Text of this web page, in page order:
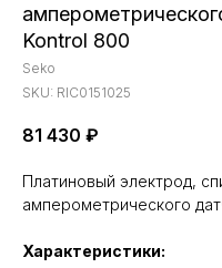
Kontrol 800
Seko
SKU: RIC0151025
81 430 ₽
Платиновый электрод,
амперометрического
Характеристики: